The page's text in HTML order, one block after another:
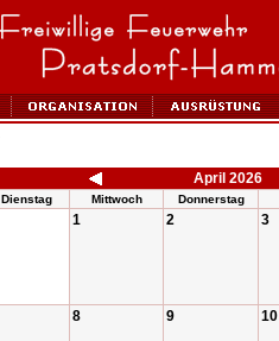
April 2026
Dienstag Mittwoch Donnerstag
1 2 3
8 9 10